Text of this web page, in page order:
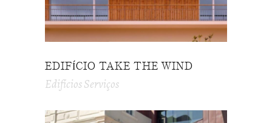
EDIFÍCIO TAKE THE WIND
Edifícios Serviços